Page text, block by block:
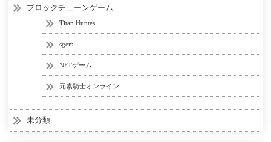
ブロックチェーンゲーム
Titan Huntes
sgem
NFTゲーム
元素騎士オンライン
未分類